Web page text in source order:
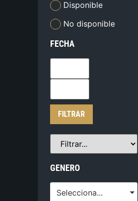
Disponible
No disponible
FECHA
FILTRAR
GENERO
Selecciona...